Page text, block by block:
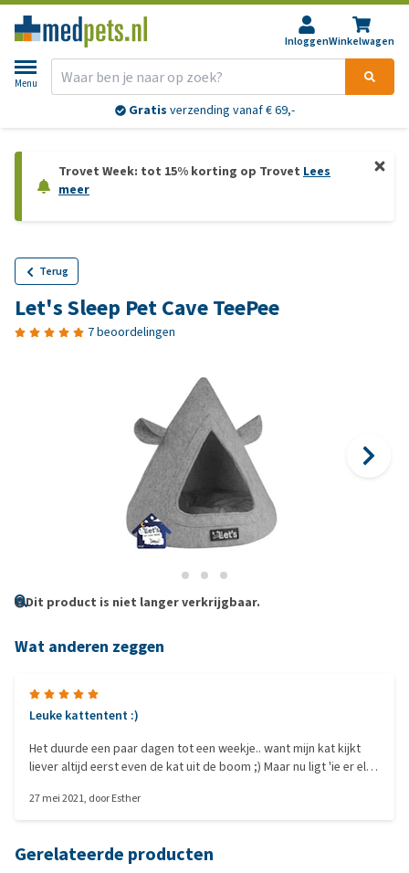
InloggenWinkelwagen
Menu
Gratis verzending vanaf € 69,-
Trovet Week: tot 15% korting op Trovet Lees
meer
Terug
Let's Sleep Pet Cave TeePee
7 beoordelingen
Dit product is niet langer verkrijgbaar.
Wat anderen zeggen
Leuke kattentent :)
Het duurde een paar dagen tot een weekje.. want mijn kat kijkt
liever altijd eerst even de kat uit de boom ;) Maar nu ligt 'ie er elke
blijft goed rechtop staan (zakt niet in), en het staat ook nog eens
27 mei 2021, doorEsther
Gerelateerde producten